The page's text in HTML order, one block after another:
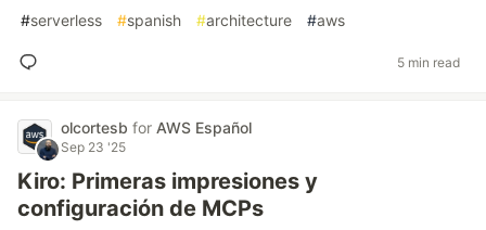
#serverless #spanish #architecture #aws
5 min read
olcortesb for AWS Español
Sep 23 '25
Kiro: Primeras impresiones y
configuración de MCPs